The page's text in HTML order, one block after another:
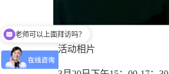
活动相片
可以介绍下你们的产品么